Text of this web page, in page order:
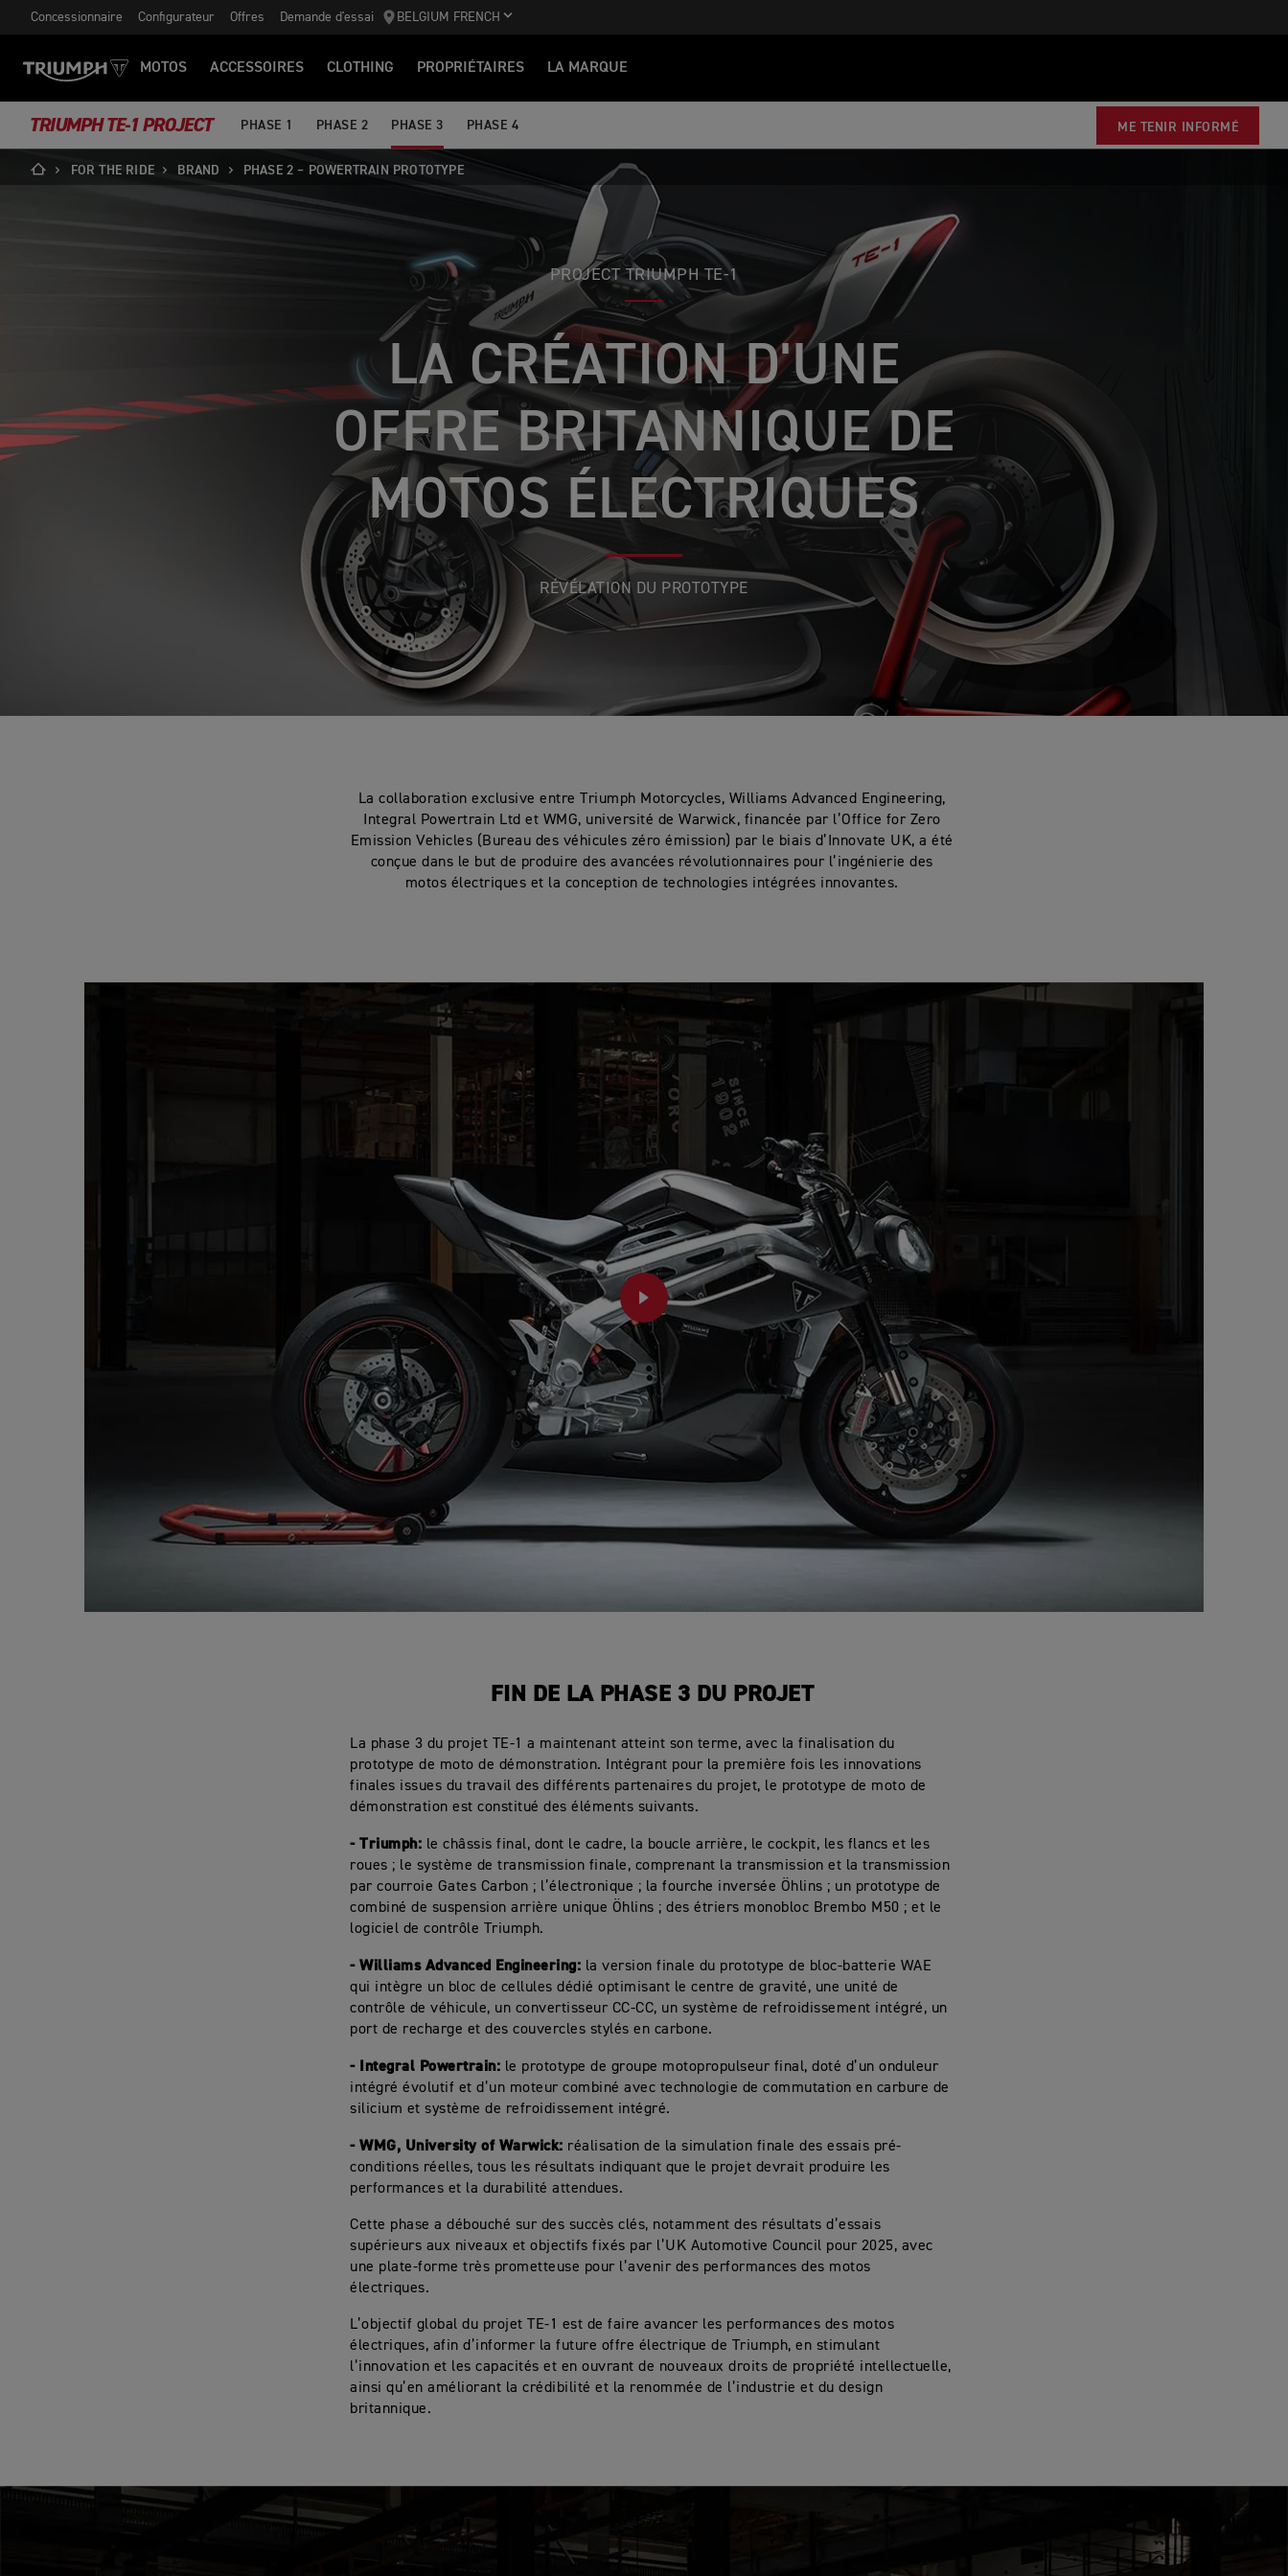
Concessionnaire Configurateur Offres Demande d'essai BELGIUM FRENCH
MOTOS ACCESSOIRES CLOTHING PROPRIÉTAIRES LA MARQUE
TRIUMPH TE-1 PROJECT PHASE 1 PHASE 2 PHASE 3 PHASE 4 ME TENIR INFORMÉ
FOR THE RIDE BRAND PHASE 2 – POWERTRAIN PROTOTYPE
PROJECT TRIUMPH TE-1
LA CRÉATION D'UNE
OFFRE BRITANNIQUE DE
MOTOS ÉLECTRIQUES
RÉVÉLATION DU PROTOTYPE
La collaboration exclusive entre Triumph Motorcycles, Williams Advanced Engineering,
Integral Powertrain Ltd et WMG, université de Warwick, financée par l’Office for Zero
Emission Vehicles (Bureau des véhicules zéro émission) par le biais d’Innovate UK, a été
conçue dans le but de produire des avancées révolutionnaires pour l’ingénierie des
motos électriques et la conception de technologies intégrées innovantes.
PLAY
FIN DE LA PHASE 3 DU PROJET
La phase 3 du projet TE-1 a maintenant atteint son terme, avec la finalisation du
prototype de moto de démonstration. Intégrant pour la première fois les innovations
finales issues du travail des différents partenaires du projet, le prototype de moto de
démonstration est constitué des éléments suivants.
- Triumph: le châssis final, dont le cadre, la boucle arrière, le cockpit, les flancs et les
roues ; le système de transmission finale, comprenant la transmission et la transmission
par courroie Gates Carbon ; l’électronique ; la fourche inversée Öhlins ; un prototype de
combiné de suspension arrière unique Öhlins ; des étriers monobloc Brembo M50 ; et le
logiciel de contrôle Triumph.
- Williams Advanced Engineering: la version finale du prototype de bloc-batterie WAE
qui intègre un bloc de cellules dédié optimisant le centre de gravité, une unité de
contrôle de véhicule, un convertisseur CC-CC, un système de refroidissement intégré, un
port de recharge et des couvercles stylés en carbone.
- Integral Powertrain: le prototype de groupe motopropulseur final, doté d’un onduleur
intégré évolutif et d’un moteur combiné avec technologie de commutation en carbure de
silicium et système de refroidissement intégré.
- WMG, University of Warwick: réalisation de la simulation finale des essais pré-
conditions réelles, tous les résultats indiquant que le projet devrait produire les
performances et la durabilité attendues.
Cette phase a débouché sur des succès clés, notamment des résultats d’essais
supérieurs aux niveaux et objectifs fixés par l’UK Automotive Council pour 2025, avec
une plate-forme très prometteuse pour l’avenir des performances des motos
électriques.
L’objectif global du projet TE-1 est de faire avancer les performances des motos
électriques, afin d’informer la future offre électrique de Triumph, en stimulant
l’innovation et les capacités et en ouvrant de nouveaux droits de propriété intellectuelle,
ainsi qu’en améliorant la crédibilité et la renommée de l’industrie et du design
britannique.